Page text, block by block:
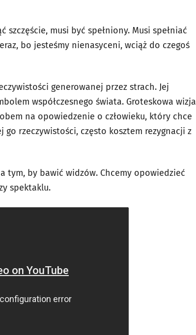
szczęście, musi być spełniony. Musi spełniać
bo jesteśmy nienasyceni, wciąż do czegoś
generowanej przez strach. Jej
współczesnego świata. Groteskowa wizja
na opowiedzenie o człowieku, który chce
rzeczywistości, często kosztem rezygnacji z
tym, by bawić widzów. Chcemy opowiedzieć
spektaklu.